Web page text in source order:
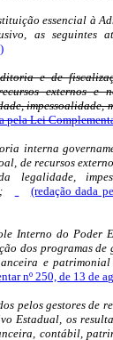
essencial à
as seguintes
e de
externos e
pela Lei
interna
de recursos
(redação dada
Interno do Poder
dos programas de
e
nº 250, de 13 de
pelos gestores de
Estadual, os
contábil,